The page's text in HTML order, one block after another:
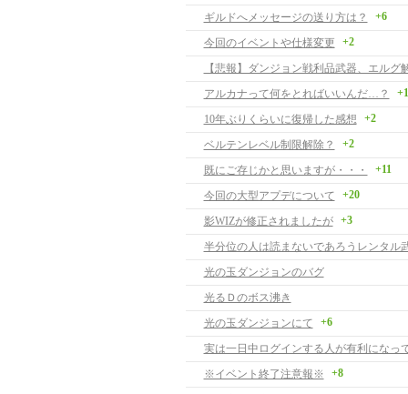
ギルドへメッセージの送り方は？
+6
今回のイベントや仕様変更 +2
【悲報】ダンジョン戦利品武器、エルグ
アルカナって何をとればいいんだ…？
10年ぶりくらいに復帰した感想 +2
ベルテンレベル制限解除？ +2
既にご存じかと思いますが・・・ +11
今回の大型アプデについて +20
影WIZが修正されましたが +3
半分位の人は読まないであろうレンタル
光の玉ダンジョンのバグ
光るＤのボス沸き
光の玉ダンジョンにて
+6
実は一日中ログインする人が有利になっ
※イベント終了注意報※
+8